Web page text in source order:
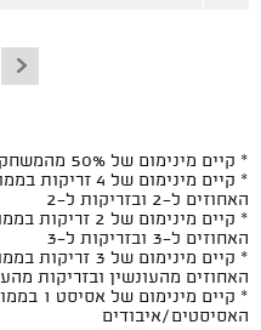
* קיים מינימום של 50% מהמשחקים על מנת להיכלל בטבלה
* קיים מינימום
האחוזים ל-2 ובזריקות ל-2
* קיים מינימום
האחוזים ל-3 ובזריקות ל-3
* קיים מינימום
האחוזים מהעונשין ובזריקות
* קיים
האסיסטים/איבודים